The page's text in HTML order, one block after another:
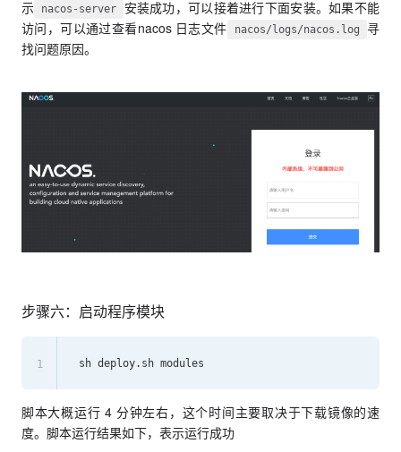
示
nacos-server
安装成功，可以接着进行下面安装。如果不能
访问，可以通过查看nacos 日志文件
nacos/logs/nacos.log
寻
找问题原因。
步骤六：启动程序模块
1
脚本大概运行 4 分钟左右，这个时间主要取决于下载镜像的速
度。脚本运行结果如下，表示运行成功